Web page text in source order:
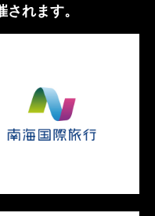
れます。